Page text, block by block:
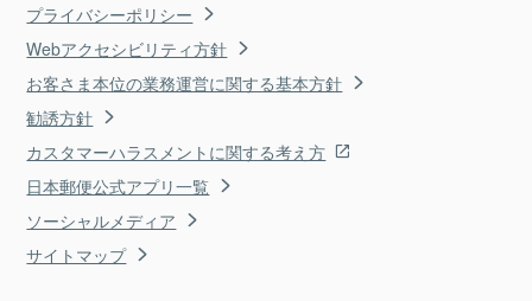
プライバシーポリシー
Webアクセシビリティ方針
お客さま本位の業務運営に関する基本方針
勧誘方針
カスタマーハラスメントに関する考え方
日本郵便公式アプリ一覧
ソーシャルメディア
サイトマップ